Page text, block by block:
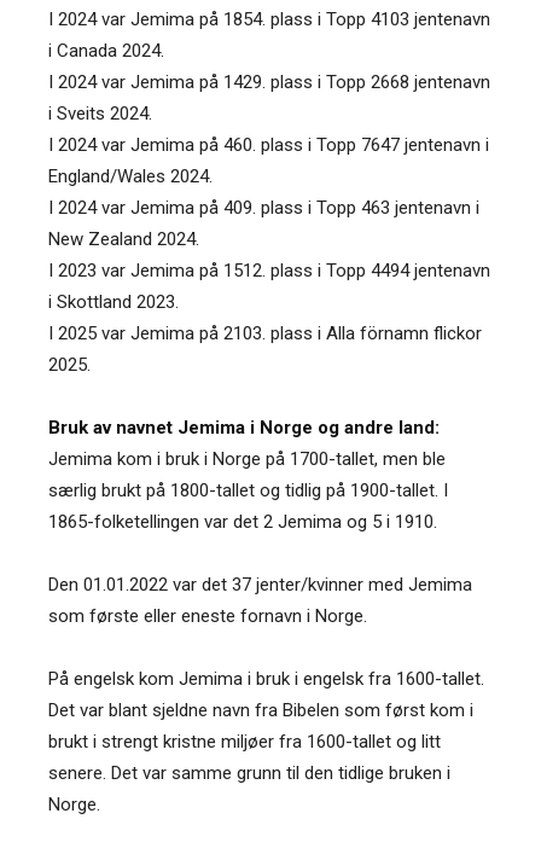
I 2024 var Jemima på 1854. plass i Topp 4103 jentenavn
i Canada 2024.
I 2024 var Jemima på 1429. plass i Topp 2668 jentenavn
i Sveits 2024.
I 2024 var Jemima på 460. plass i Topp 7647 jentenavn i
England/Wales 2024.
I 2024 var Jemima på 409. plass i Topp 463 jentenavn i
New Zealand 2024.
I 2023 var Jemima på 1512. plass i Topp 4494 jentenavn
i Skottland 2023.
I 2025 var Jemima på 2103. plass i Alla förnamn flickor
2025.
Bruk av navnet Jemima i Norge og andre land:
Jemima kom i bruk i Norge på 1700-tallet, men ble
særlig brukt på 1800-tallet og tidlig på 1900-tallet. I
1865-folketellingen var det 2 Jemima og 5 i 1910.
Den 01.01.2022 var det 37 jenter/kvinner med Jemima
som første eller eneste fornavn i Norge.
På engelsk kom Jemima i bruk i engelsk fra 1600-tallet.
Det var blant sjeldne navn fra Bibelen som først kom i
brukt i strengt kristne miljøer fra 1600-tallet og litt
senere. Det var samme grunn til den tidlige bruken i
Norge.